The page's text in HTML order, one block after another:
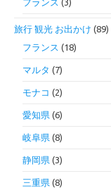
フランス (3)
旅行 観光 お出かけ (89)
フランス (18)
マルタ (7)
モナコ (2)
愛知県 (6)
岐阜県 (8)
静岡県 (3)
三重県 (8)